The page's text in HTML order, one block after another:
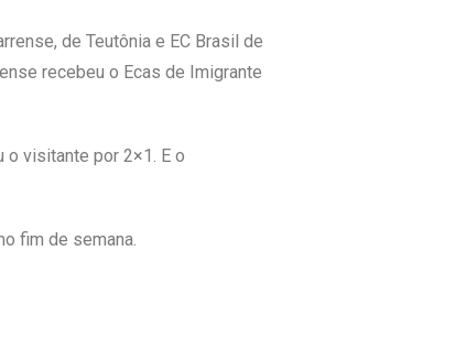
de Teutônia e EC Brasil de
recebeu o Ecas de Imigrante
o visitante por 2×1. E o
fim de semana.